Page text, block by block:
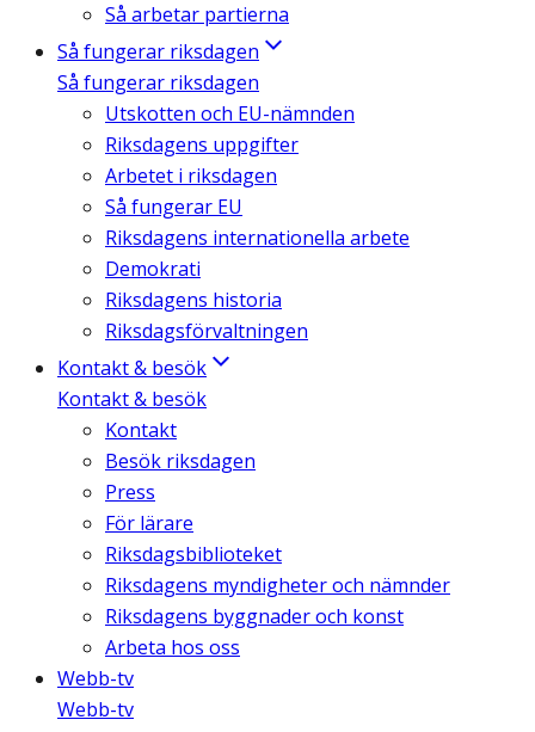
Så arbetar partierna
Så fungerar riksdagen
Så fungerar riksdagen
Utskotten och EU-nämnden
Riksdagens uppgifter
Arbetet i riksdagen
Så fungerar EU
Riksdagens internationella arbete
Demokrati
Riksdagens historia
Riksdagsförvaltningen
Kontakt & besök
Kontakt & besök
Kontakt
Besök riksdagen
Press
För lärare
Riksdagsbiblioteket
Riksdagens myndigheter och nämnder
Riksdagens byggnader och konst
Arbeta hos oss
Webb-tv
Webb-tv